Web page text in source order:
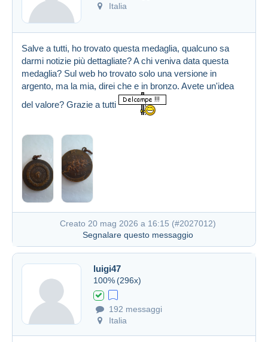
Italia
Salve a tutti, ho trovato questa medaglia, qualcuno sa
darmi notizie più dettagliate? A chi veniva data questa
medaglia? Sul web ho trovato solo una versione in
argento, ma la mia, direi che e in bronzo. Avete un'idea
del valore? Grazie a tutti
Creato 20 mag 2026 a 16:15 (#2027012)
Segnalare questo messaggio
luigi47
100% (296x)
192 messaggi
Italia